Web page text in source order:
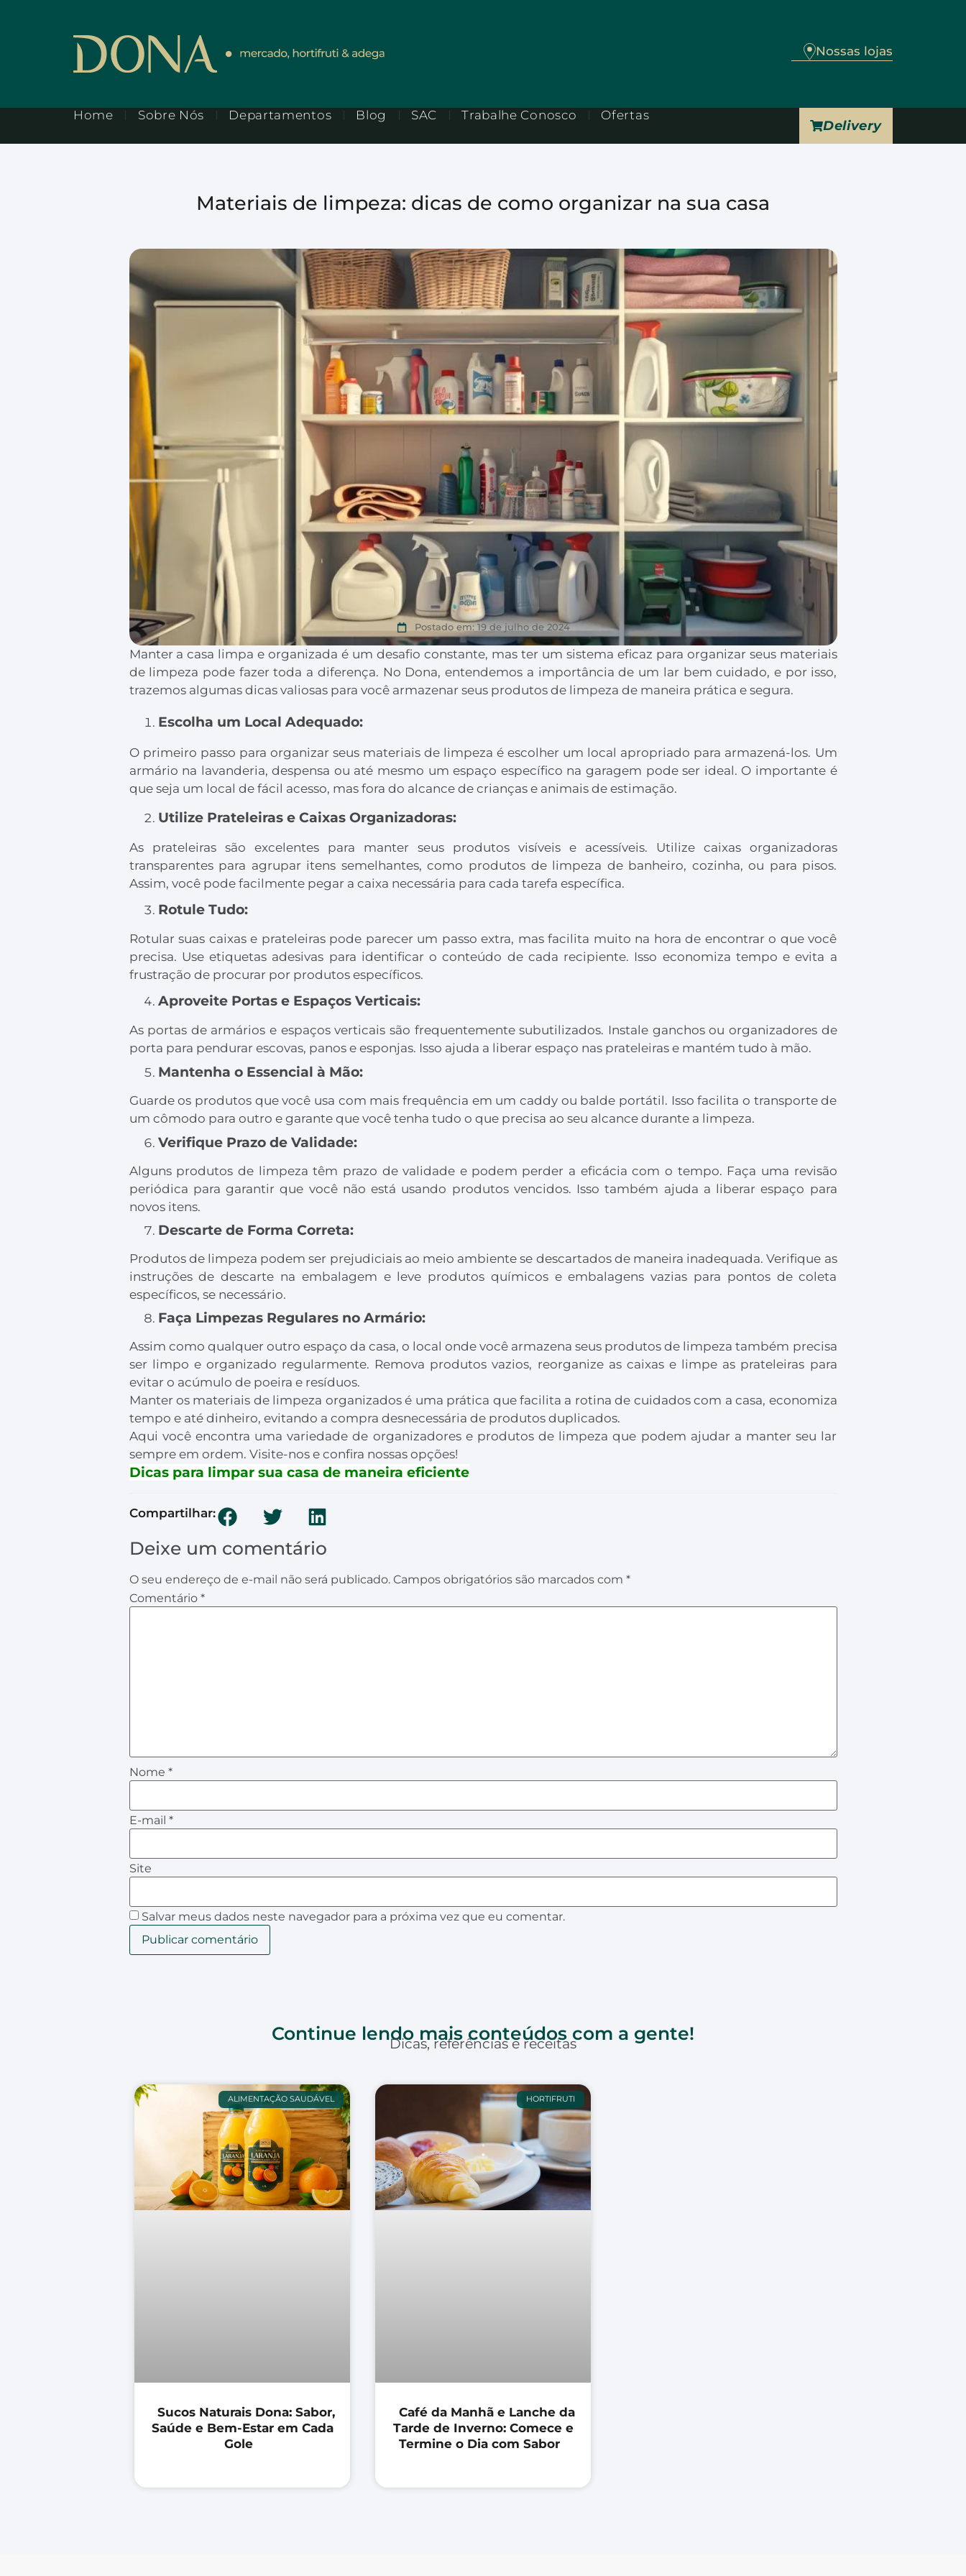
Nossas lojas
Home Sobre Nós Departamentos Blog SAC Trabalhe Conosco Ofertas
Delivery
Materiais de limpeza: dicas de como organizar na sua casa
Postado em: 19 de julho de 2024
Manter a casa limpa e organizada é um desafio constante, mas ter um sistema eficaz para organizar seus materiais
de limpeza pode fazer toda a diferença. No Dona, entendemos a importância de um lar bem cuidado, e por isso,
trazemos algumas dicas valiosas para você armazenar seus produtos de limpeza de maneira prática e segura.
Escolha um Local Adequado:
O primeiro passo para organizar seus materiais de limpeza é escolher um local apropriado para armazená-los. Um
armário na lavanderia, despensa ou até mesmo um espaço específico na garagem pode ser ideal. O importante é
que seja um local de fácil acesso, mas fora do alcance de crianças e animais de estimação.
Utilize Prateleiras e Caixas Organizadoras:
As prateleiras são excelentes para manter seus produtos visíveis e acessíveis. Utilize caixas organizadoras
transparentes para agrupar itens semelhantes, como produtos de limpeza de banheiro, cozinha, ou para pisos.
Assim, você pode facilmente pegar a caixa necessária para cada tarefa específica.
Rotule Tudo:
Rotular suas caixas e prateleiras pode parecer um passo extra, mas facilita muito na hora de encontrar o que você
precisa. Use etiquetas adesivas para identificar o conteúdo de cada recipiente. Isso economiza tempo e evita a
frustração de procurar por produtos específicos.
Aproveite Portas e Espaços Verticais:
As portas de armários e espaços verticais são frequentemente subutilizados. Instale ganchos ou organizadores de
porta para pendurar escovas, panos e esponjas. Isso ajuda a liberar espaço nas prateleiras e mantém tudo à mão.
Mantenha o Essencial à Mão:
Guarde os produtos que você usa com mais frequência em um caddy ou balde portátil. Isso facilita o transporte de
um cômodo para outro e garante que você tenha tudo o que precisa ao seu alcance durante a limpeza.
Verifique Prazo de Validade:
Alguns produtos de limpeza têm prazo de validade e podem perder a eficácia com o tempo. Faça uma revisão
periódica para garantir que você não está usando produtos vencidos. Isso também ajuda a liberar espaço para
novos itens.
Descarte de Forma Correta:
Produtos de limpeza podem ser prejudiciais ao meio ambiente se descartados de maneira inadequada. Verifique as
instruções de descarte na embalagem e leve produtos químicos e embalagens vazias para pontos de coleta
específicos, se necessário.
Faça Limpezas Regulares no Armário:
Assim como qualquer outro espaço da casa, o local onde você armazena seus produtos de limpeza também precisa
ser limpo e organizado regularmente. Remova produtos vazios, reorganize as caixas e limpe as prateleiras para
evitar o acúmulo de poeira e resíduos.
Manter os materiais de limpeza organizados é uma prática que facilita a rotina de cuidados com a casa, economiza
tempo e até dinheiro, evitando a compra desnecessária de produtos duplicados.
Aqui você encontra uma variedade de organizadores e produtos de limpeza que podem ajudar a manter seu lar
sempre em ordem. Visite-nos e confira nossas opções!
Dicas para limpar sua casa de maneira eficiente
Compartilhar:
Deixe um comentário
O seu endereço de e-mail não será publicado. Campos obrigatórios são marcados com *
Comentário *
Nome *
E-mail *
Site
Salvar meus dados neste navegador para a próxima vez que eu comentar.
Continue lendo mais conteúdos com a gente!
Dicas, referências e receitas
ALIMENTAÇÃO SAUDÁVEL
Sucos Naturais Dona: Sabor,
Saúde e Bem-Estar em Cada
Gole
HORTIFRUTI
Café da Manhã e Lanche da
Tarde de Inverno: Comece e
Termine o Dia com Sabor